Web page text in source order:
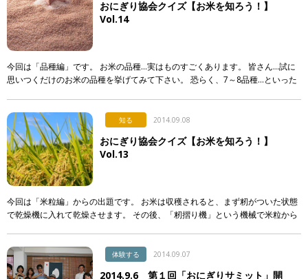
おにぎり協会クイズ【お米を知ろう！】
Vol.14
今回は「品種編」です。 お米の品種…実はものすごくあります。 皆さん…試に
思いつくだけのお米の品種を挙げてみて下さい。 恐らく、7～8品種…といった
知る 2014.09.08
おにぎり協会クイズ【お米を知ろう！】
Vol.13
今回は「米粒編」からの出題です。 お米は収穫されると、まず籾がついた状態
で乾燥機に入れて乾燥させます。 その後、「籾摺り機」という機械で米粒から
体験する 2014.09.07
2014.9.6 第１回「おにぎりサミット」開